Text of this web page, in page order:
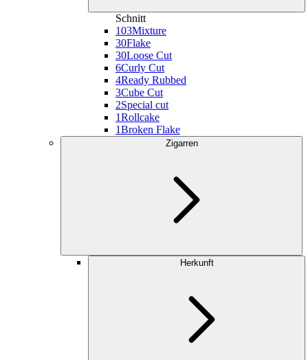
Schnitt
103Mixture
30Flake
30Loose Cut
6Curly Cut
4Ready Rubbed
3Cube Cut
2Special cut
1Rollcake
1Broken Flake
Zigarren
Herkunft